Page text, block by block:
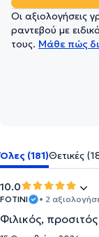
Οι αξιολογήσεις
ραντεβού με
τους. Μάθε πώς
Όλες (181)Θετικές
10.0
FOTINI • 2
Φιλικός,